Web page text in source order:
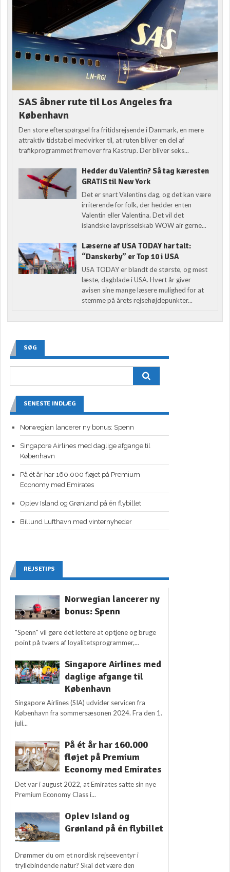
SAS åbner rute til Los Angeles fra
København
Den store efterspørgsel fra fritidsrejsende i Danmark, en mere
attraktiv tidstabel medvirker til, at ruten bliver en del af
trafikprogrammet fremover fra Kastrup. Der bliver seks...
Hedder du Valentin? Så tag kæresten
GRATIS til New York
Det er snart Valentins dag, og det kan være
irriterende for folk, der hedder enten
Valentin eller Valentina. Det vil det
islandske lavprisselskab WOW air gerne...
Læserne af USA TODAY har talt:
“Danskerby” er Top 10 i USA
USA TODAY er blandt de største, og mest
læste, dagblade i USA. Hvert år giver
avisen sine mange læsere mulighed for at
stemme på årets rejsehøjdepunkter...
SØG
SENESTE INDLÆG
Norwegian lancerer ny bonus: Spenn
Singapore Airlines med daglige afgange til
København
På ét år har 160.000 fløjet på Premium
Economy med Emirates
Oplev Island og Grønland på én flybillet
Billund Lufthavn med vinternyheder
REJSETIPS
Norwegian lancerer ny
bonus: Spenn
"Spenn" vil gøre det lettere at optjene og bruge
point på tværs af loyalitetsprogrammer,...
Singapore Airlines med
daglige afgange til
København
Singapore Airlines (SIA) udvider servicen fra
København fra sommersæsonen 2024. Fra den 1.
juli...
På ét år har 160.000
fløjet på Premium
Economy med Emirates
Det var i august 2022, at Emirates satte sin nye
Premium Economy Class i...
Oplev Island og
Grønland på én flybillet
Drømmer du om et nordisk rejseeventyr i
tryllebindende natur? Skal det være den